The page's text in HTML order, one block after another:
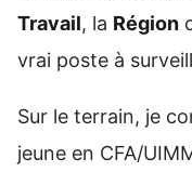
Travail, la Région
vrai poste à
Sur le terrain, je
jeune en CFA/